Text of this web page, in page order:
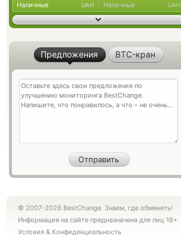
Наличные UAH Наличные UAH
Предложения BTC-кран
© 2007-2026 BestChange. Знаем, где обменять!
Информация на сайте предназначена для лиц 18+
Условия & Конфиденциальность